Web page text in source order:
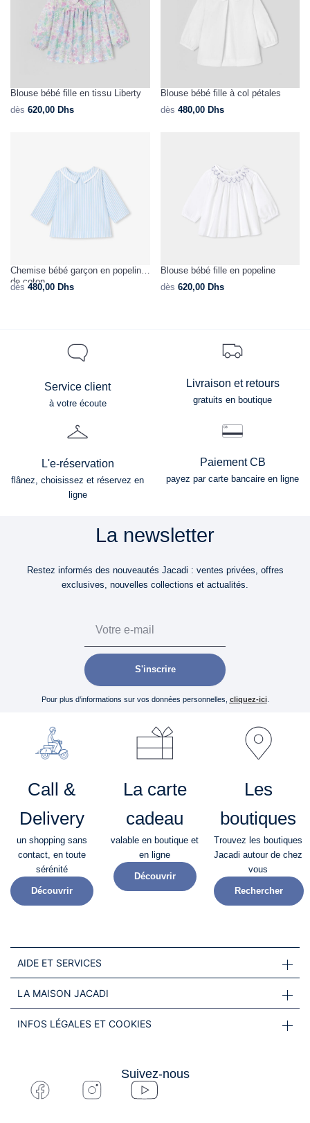
Blouse bébé fille en tissu Liberty
dès 620,00 Dhs
Blouse bébé fille à col pétales
dès 480,00 Dhs
Chemise bébé garçon en popeline
de coton
dès 480,00 Dhs
Blouse bébé fille en popeline
dès 620,00 Dhs
Service client
à votre écoute
Livraison et retours
gratuits en boutique
L'e-réservation
flânez, choisissez et réservez en
ligne
Paiement CB
payez par carte bancaire en ligne
La newsletter
Restez informés des nouveautés Jacadi : ventes privées, offres
exclusives, nouvelles collections et actualités.
S'inscrire
Pour plus d’informations sur vos données personnelles, cliquez-ici.
Call &
Delivery
un shopping sans
contact, en toute
sérénité​
Découvrir
La carte
cadeau
valable en boutique et
en ligne
Découvrir
Les
boutiques
Trouvez les boutiques
Jacadi autour de chez
vous
Rechercher
AIDE ET SERVICES
LA MAISON JACADI
INFOS LÉGALES ET COOKIES
Suivez-nous